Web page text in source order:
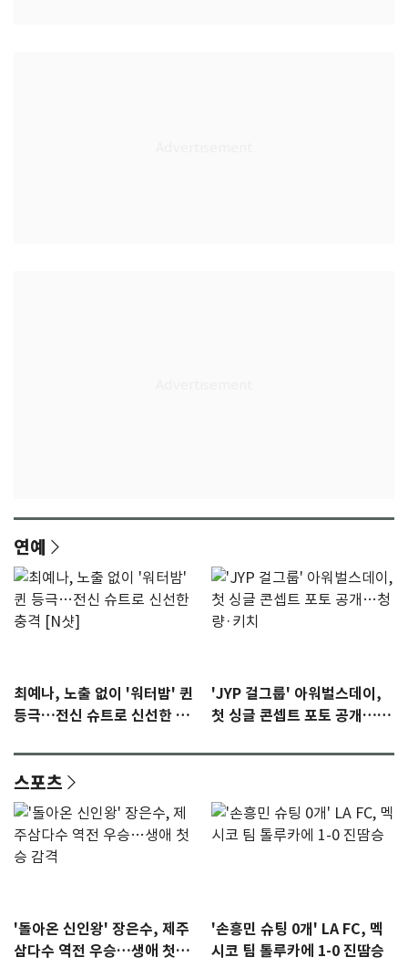
연예
최예나, 노출 없이 '워터밤' 퀸
등극…전신 슈트로 신선한 충
'JYP 걸그룹' 아워벌스데이,
첫 싱글 콘셉트 포토 공개…청
스포츠
'돌아온 신인왕' 장은수, 제주
삼다수 역전 우승…생애 첫승
'손흥민 슈팅 0개' LA FC, 멕
시코 팀 톨루카에 1-0 진땀승